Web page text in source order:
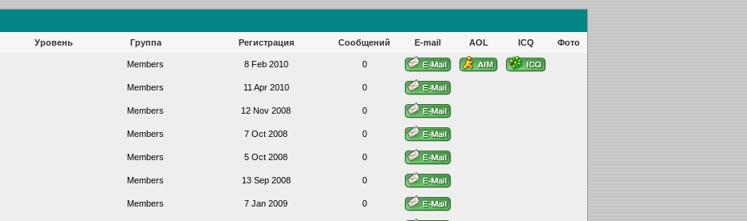
Уровень Группа Регистрация Сообщений E-mail AOL ICQ Фото
Members 8 Feb 2010 0
Members 11 Apr 2010 0
Members 12 Nov 2008 0
Members 7 Oct 2008 0
Members 5 Oct 2008 0
Members 13 Sep 2008 0
Members 7 Jan 2009 0